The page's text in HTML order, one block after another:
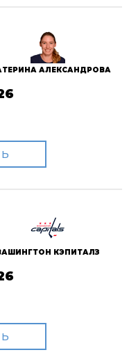
АЛЕКСАНДРОВА
КЭПИТАЛЗ